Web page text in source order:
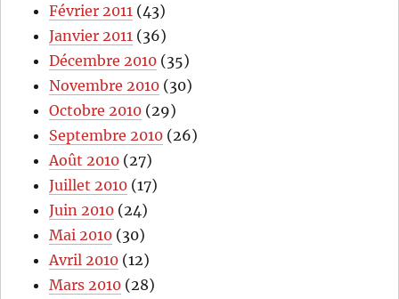
Février 2011 (43)
Janvier 2011 (36)
Décembre 2010 (35)
Novembre 2010 (30)
Octobre 2010 (29)
Septembre 2010 (26)
Août 2010 (27)
Juillet 2010 (17)
Juin 2010 (24)
Mai 2010 (30)
Avril 2010 (12)
Mars 2010 (28)